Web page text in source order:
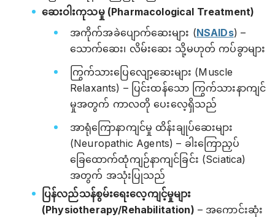
ဆေးဝါးကုသမှု (Pharmacological Treatment)
အကိုက်အခဲပျောက်ဆေးများ (NSAIDs) –
သောက်ဆေး၊ လိမ်းဆေး သို့မဟုတ် ကပ်ခွာများ
ကြွက်သားပြေလျော့ဆေးများ (Muscle
Relaxants) – ပြင်းထန်သော ကြွက်သားနာကျင်
မှုအတွက် ကာလတို ပေးလေ့ရှိသည်
အာရုံကြောနာကျင်မှု ထိန်းချုပ်ဆေးများ
(Neuropathic Agents) – ခါးကြောညှပ်
ခြေထောက်ထုံကျဉ်နာကျင်ခြင်း (Sciatica)
အတွက် အသုံးပြုသည်
ပြန်လည်သန်စွမ်းရေးလေ့ကျင့်မှုများ
(Physiotherapy/Rehabilitation) – အကောင်းဆုံး